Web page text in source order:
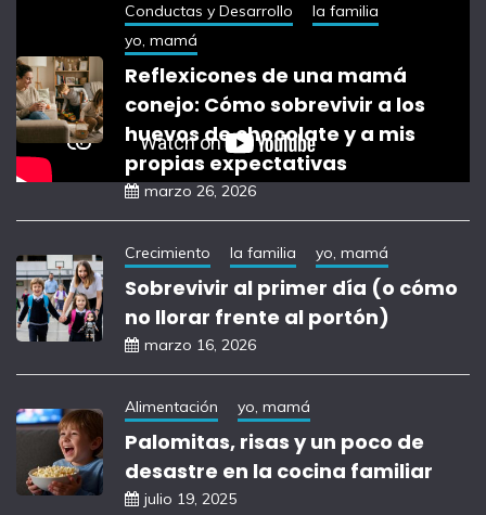
Conductas y Desarrollo
la familia
yo, mamá
Reflexicones de una mamá
conejo: Cómo sobrevivir a los
huevos de chocolate y a mis
propias expectativas
marzo 26, 2026
Crecimiento la familia yo, mamá
Sobrevivir al primer día (o cómo
no llorar frente al portón)
marzo 16, 2026
Alimentación yo, mamá
Palomitas, risas y un poco de
desastre en la cocina familiar
julio 19, 2025